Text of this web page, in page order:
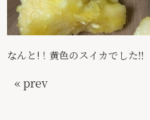
なんと!！黄色のスイカでした‼️
« prev